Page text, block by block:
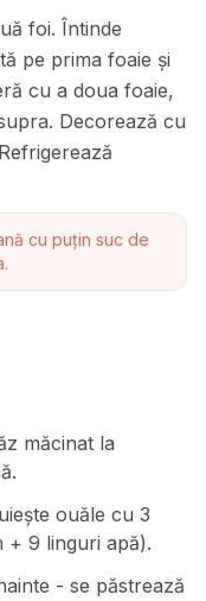
foi. Întinde
pe prima foaie și
cu a doua foaie,
Decorează cu
cu puțin suc de
măcinat la
ouăle cu 3
+ 9 linguri apă).
- se păstrează